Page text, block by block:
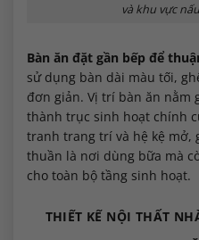
và khu vực
Bàn ăn đặt gần bếp để
sử dụng bàn dài màu tối,
đơn giản. Vị trí bàn ăn nằm
thành trục sinh hoạt chính
tranh trang trí và hệ kệ mở,
thuần là nơi dùng bữa mà
cho toàn bộ tầng sinh hoạt.
THIẾT KẾ NỘI THẤT